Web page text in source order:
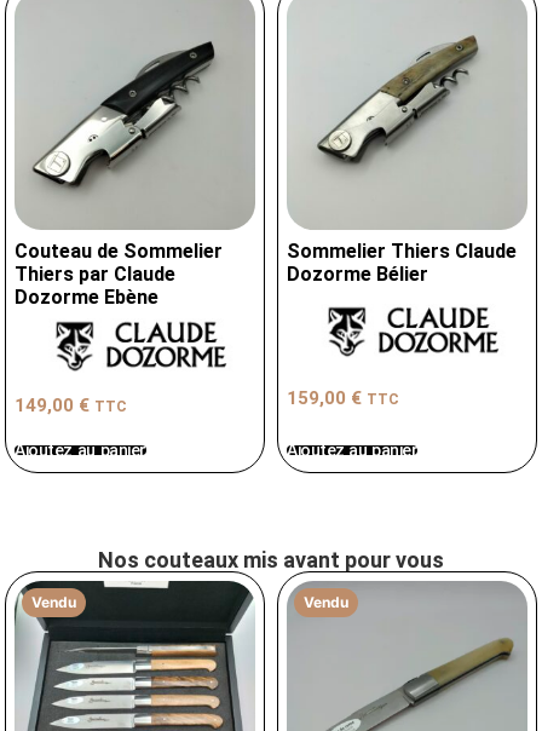
Couteau de Sommelier
Thiers par Claude
Dozorme Ebène
149,00 € TTC
Ajoutez au panier
Sommelier Thiers Claude
Dozorme Bélier
159,00 € TTC
Ajoutez au panier
Nos couteaux mis avant pour vous
Vendu Vendu